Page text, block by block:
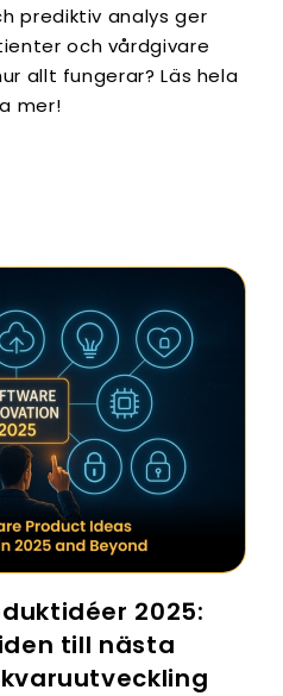
prediktiv analys ger
och vårdgivare
allt fungerar? Läs hela
mer!
2025:
till nästa